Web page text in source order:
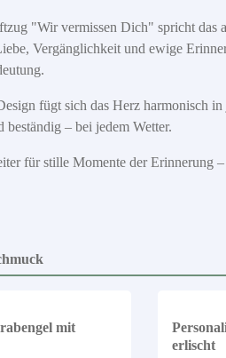
"Wir vermissen Dich" spricht das
Vergänglichkeit und ewige
fügt sich das Herz harmonisch
beständig – bei jedem Wetter.
für stille Momente der Erinnerung
mit
erlischt